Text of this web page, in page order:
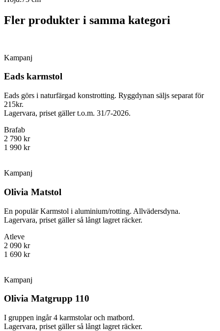
Fler produkter i samma kategori
Kampanj
Eads karmstol
Eads görs i naturfärgad konstrotting. Ryggdynan säljs separat för
215kr.
Lagervara, priset gäller t.o.m. 31/7-2026.
Brafab
2 790 kr
1 990 kr
Kampanj
Olivia Matstol
En populär Karmstol i aluminium/rotting. Allvädersdyna.
Lagervara, priset gäller så långt lagret räcker.
Atleve
2 090 kr
1 690 kr
Kampanj
Olivia Matgrupp 110
I gruppen ingår 4 karmstolar och matbord.
Lagervara, priset gäller så långt lagret räcker.